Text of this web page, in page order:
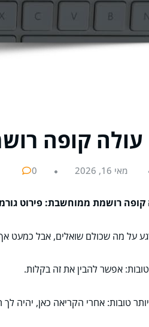
קופה
מאי 16, 2026 0
רושמת ממוחשבת: פירוט
על מה שכולם שואלים, אבל כמעט
אפשר להבין את זה בקלות.
טובות: אחרי הקריאה כאן, יהיה